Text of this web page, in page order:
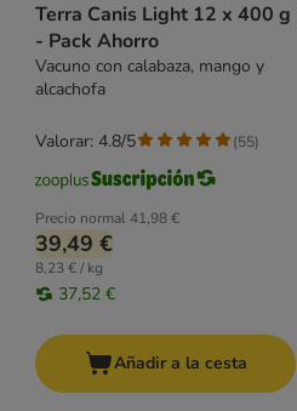
Terra Canis Light 12 x 400 g
- Pack Ahorro
Vacuno con calabaza, mango y
alcachofa
Precio normal41,98 €
39,49 €
8,23 € / kg
37,52 €
Valorar: 4.8/5 (55)
Añadir a la cesta